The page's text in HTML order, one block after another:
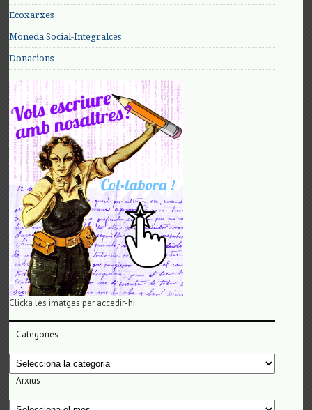
Ecoxarxes
Moneda Social-Integralces
Donacions
Clicka les imatges per accedir-hi
Categories
Categories
Arxius
Arxius